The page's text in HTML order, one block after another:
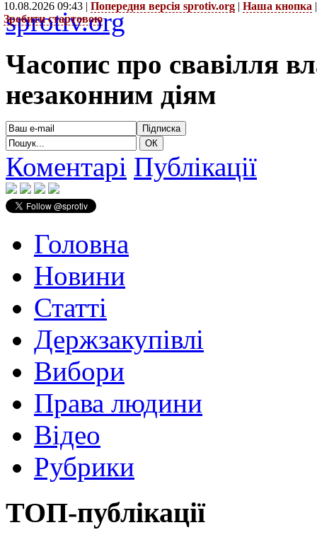
10.08.2026 09:43 | Попередня версія sprotiv.org | Наша кнопка
Зробити стартовою
sprotiv.org
Часопис про свавілля
незаконним діям
Коментарі Публікації
Головна
Новини
Статті
Держзакупівлі
Вибори
Права людини
Відео
Рубрики
ТОП-публікації